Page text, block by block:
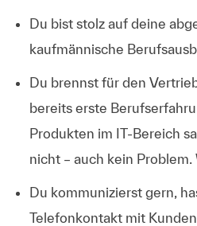
Du bist stolz auf deine
kaufmännische
Du brennst für den
bereits erste
Produkten im IT-Bereich
nicht – auch kein
Du kommunizierst gern,
Telefonkontaktmit